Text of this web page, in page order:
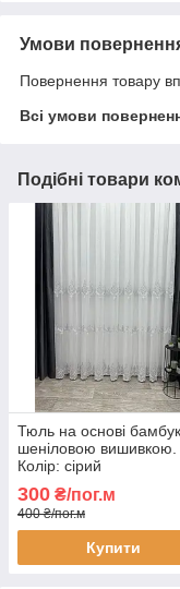
Умови
Повернення товару
Всі умови
Подібні товари
Тюль на основі
шеніловою вишивкою.
Колір: сірий
300 ₴/пог.м
400 ₴/пог.м
Купити